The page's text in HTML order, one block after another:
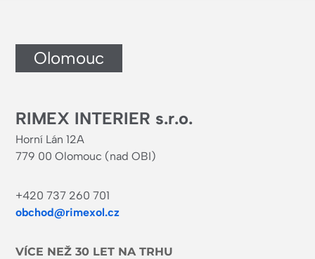
Olomouc
RIMEX INTERIER s.r.o.
Horní Lán 12A
779 00 Olomouc (nad OBI)
+420 737 260 701
obchod@rimexol.cz
VÍCE NEŽ 30 LET NA TRHU